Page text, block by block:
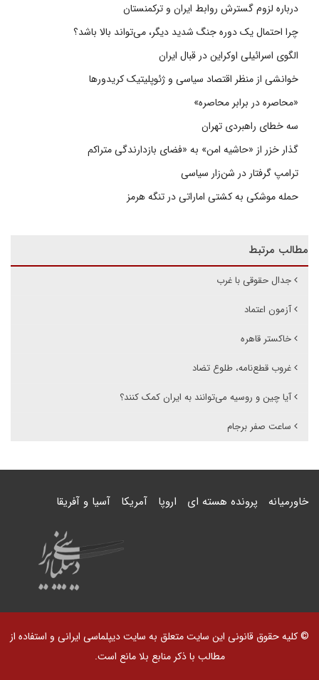
درباره لزوم گسترش روابط ایران و ترکمنستان
چرا احتمال یک دوره جنگ شدید دیگر، می‌تواند بالا باشد؟
الگوی اسرائیلی اوکراین در قبال ایران
خوانشی از منظر اقتصاد سیاسی و ژئوپلیتیک کریدورها
«محاصره در برابر محاصره»
سه خطای راهبردی تهران
گذار خزر از «حاشیه امن» به «فضای بازدارندگی متراکم
ترامپ گرفتار در شن‌زار سیاسی
حمله موشکی به کشتی اماراتی در تنگه هرمز
مطالب مرتبط
جدال حقوقی با غرب
آزمون اعتماد
خاکستر قاهره
غروب قطع‌نامه، طلوع تضاد
آیا چین و روسیه می‌توانند به ایران کمک کنند؟
ساعت صفر برجام
خاورمیانه پرونده هسته ای اروپا آمریکا آسیا و آفریقا
© کلیه حقوق قانونی این سایت متعلق به سایت دیپلماسی ایرانی و استفاده از
مطالب با ذکر منابع بلا مانع است.